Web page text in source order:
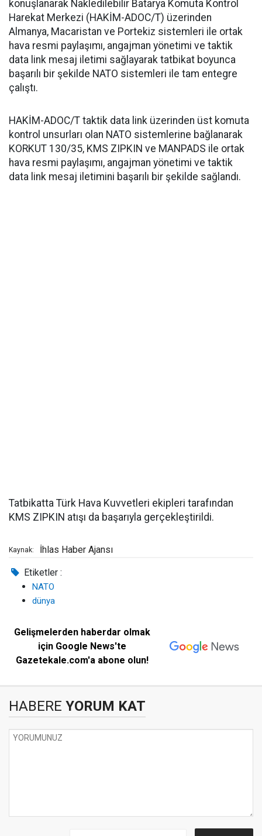
konuşlanarak Nakledilebilir Batarya Komuta Kontrol
Harekat Merkezi (HAKİM-ADOC/T) üzerinden
Almanya, Macaristan ve Portekiz sistemleri ile ortak
hava resmi paylaşımı, angajman yönetimi ve taktik
data link mesaj iletimi sağlayarak tatbikat boyunca
başarılı bir şekilde NATO sistemleri ile tam entegre
çalıştı.
HAKİM-ADOC/T taktik data link üzerinden üst komuta
kontrol unsurları olan NATO sistemlerine bağlanarak
KORKUT 130/35, KMS ZIPKIN ve MANPADS ile ortak
hava resmi paylaşımı, angajman yönetimi ve taktik
data link mesaj iletimini başarılı bir şekilde sağlandı.
Tatbikatta Türk Hava Kuvvetleri ekipleri tarafından
KMS ZIPKIN atışı da başarıyla gerçekleştirildi.
Kaynak: İhlas Haber Ajansı
Etiketler :
NATO
dünya
Gelişmelerden haberdar olmak
için Google News'te
Gazetekale.com'a abone olun!
HABERE YORUM KAT